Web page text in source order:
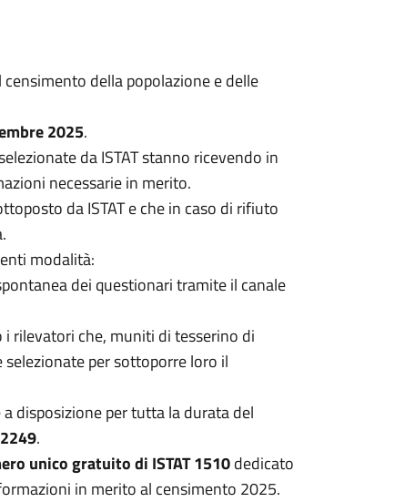
della popolazione e delle
2025.
da ISTAT stanno ricevendo in
necessarie in merito.
da ISTAT e che in caso di rifiuto
modalità:
dei questionari tramite il canale
rilevatori che, muniti di tesserino di
per sottoporre loro il
disposizione per tutta la durata del
.
unico gratuito di ISTAT 1510dedicato
in merito al censimento 2025.